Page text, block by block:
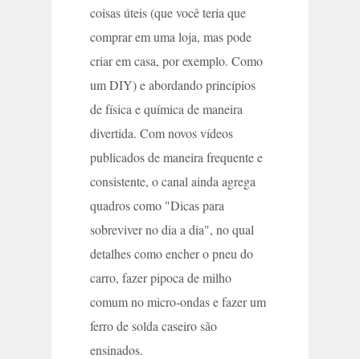
coisas úteis (que você teria que
comprar em uma loja, mas pode
criar em casa, por exemplo. Como
um DIY) e abordando princípios
de física e química de maneira
divertida. Com novos vídeos
publicados de maneira frequente e
consistente, o canal ainda agrega
quadros como "Dicas para
sobreviver no dia a dia", no qual
detalhes como encher o pneu do
carro, fazer pipoca de milho
comum no micro-ondas e fazer um
ferro de solda caseiro são
ensinados.